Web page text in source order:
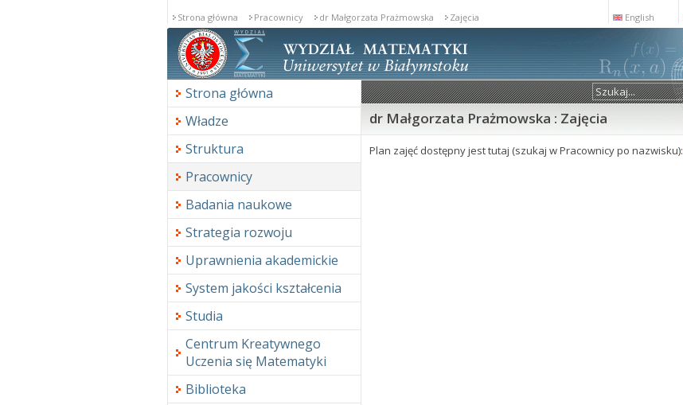
Strona główna Pracownicy dr Małgorzata Prażmowska Zajęcia English
Strona główna
Władze
Struktura
Pracownicy
Badania naukowe
Strategia rozwoju
Uprawnienia akademickie
System jakości kształcenia
Studia
Centrum Kreatywnego
Uczenia się Matematyki
Biblioteka
dr Małgorzata Prażmowska : Zajęcia
Plan zajęć dostępny jest tutaj (szukaj w Pracownicy po nazwisku):